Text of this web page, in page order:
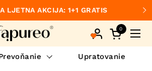
LJETNA AKCIJA: 1+1 GRATIS
Otvorte
0
Upratovanie